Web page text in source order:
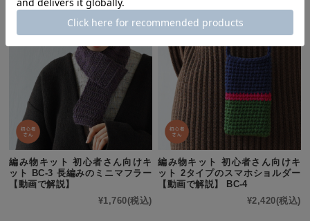
編み物キット 初心者さん向けキ
ット BC-3 長編みのミニマフラー
【動画で解説】
¥1,760(税込)
編み物キット 初心者さん向けキ
ット 2タイプのスマホショルダー
【動画で解説】 BC-4
¥2,420(税込)